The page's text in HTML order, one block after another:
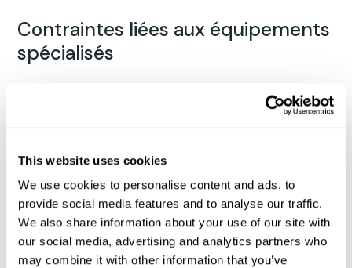
This website uses cookies
We use cookies to personalise content and ads, to
provide social media features and to analyse our traffic.
We also share information about your use of our site with
our social media, advertising and analytics partners who
may combine it with other information that you’ve
Contraintes liées aux équipements
spécialisés
conteneurs surdimensionnés ou d’autres
équipements spécialisés ont des cas d’utilisation
plus restreints. Même s’il y a du fret disponible
sur votre itinéraire, il se peut qu’il ne soit pas
compatible avec le conteneur que vous devez
repositionner.